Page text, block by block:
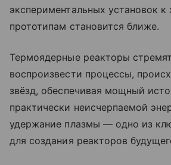
экспериментальных установок к
прототипам становится ближе.
Термоядерные реакторы
воспроизвести процессы,
звёзд, обеспечивая мощный
практически неисчерпаемой
удержание плазмы — одно из
для создания реакторов